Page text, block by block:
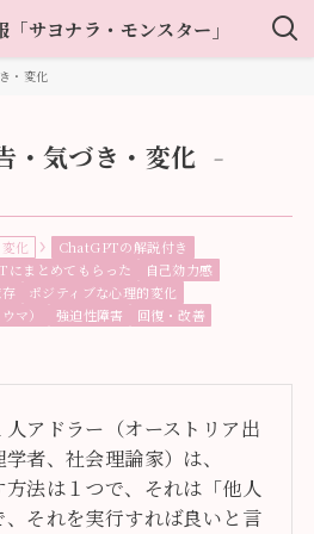
「サヨナラ・モンスター」
・変化
・気づき・変化
–
化
ChatGPTの解説付き
にまとめてもらった
自己効力感
ポジティブな心理的変化
マ） 強迫性障害 回復・改善
アドラー（オーストリア出
者、社会理論家）は、
法は１つで、それは「他人
それを実行すれば良いと言